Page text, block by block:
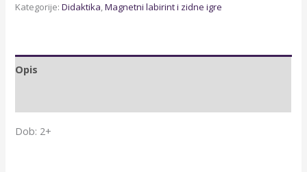
Kategorije:Didaktika,Magnetni labirint i zidne igre
Opis
Dob: 2+